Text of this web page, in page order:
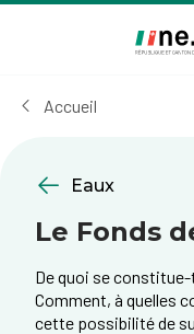
cookies
Accueil
Eaux
Le Fonds
De quoi se
Comment, à quelles
cette possibilité de